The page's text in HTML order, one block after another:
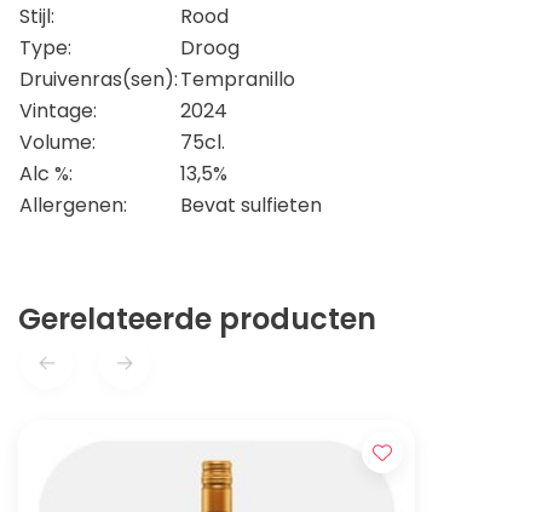
Stijl:
Rood
Type:
Droog
Druivenras(sen):Tempranillo
Vintage:
2024
Volume:
75cl.
Alc %:
13,5%
Allergenen:
Bevat sulfieten
Gerelateerde producten